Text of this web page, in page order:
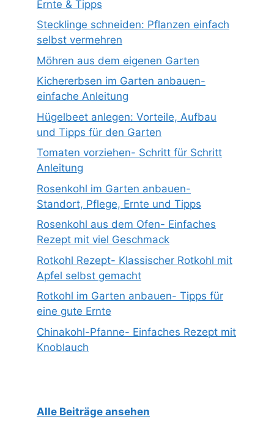
Ernte & Tipps
Stecklinge schneiden: Pflanzen einfach
selbst vermehren
Möhren aus dem eigenen Garten
Kichererbsen im Garten anbauen-
einfache Anleitung
Hügelbeet anlegen: Vorteile, Aufbau
und Tipps für den Garten
Tomaten vorziehen- Schritt für Schritt
Anleitung
Rosenkohl im Garten anbauen-
Standort, Pflege, Ernte und Tipps
Rosenkohl aus dem Ofen- Einfaches
Rezept mit viel Geschmack
Rotkohl Rezept- Klassischer Rotkohl mit
Apfel selbst gemacht
Rotkohl im Garten anbauen- Tipps für
eine gute Ernte
Chinakohl-Pfanne- Einfaches Rezept mit
Knoblauch
Alle Beiträge ansehen